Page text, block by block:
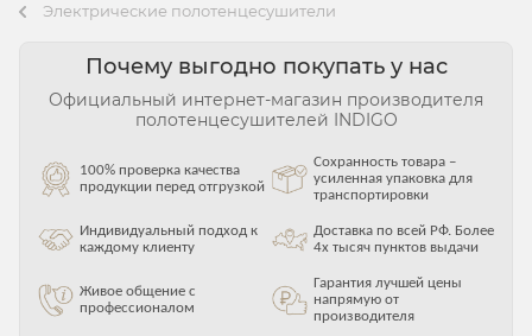
Электрические полотенцесушители
Почему выгодно покупать у нас
Официальный интернет-магазин производителя
полотенцесушителей INDIGO
100% проверка качества
продукции перед отгрузкой
Сохранность товара –
усиленная упаковка для
транспортировки
Индивидуальный подход к
каждому клиенту
Доставка по всей РФ. Более
4х тысяч пунктов выдачи
Живое общение с
профессионалом
Гарантия лучшей цены
напрямую от
производителя